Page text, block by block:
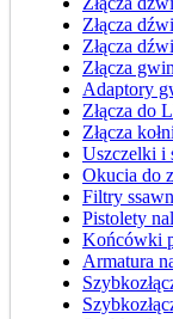
Złącza
Złącza
Złącza
Adaptory
Złącza do
Złącza
Uszczelki i
Okucia do
Filtry
Pistolety
Końcówki
Armatura